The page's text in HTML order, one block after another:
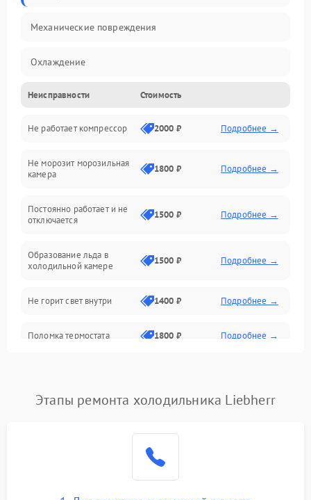
Механические повреждения
Охлаждение
Механика
Электропитание
Дренаж
Неисправности Стоимость
Не работает компрессор 2000 ₽ Подробнее →
Не морозит морозильная
камера
1800 ₽ Подробнее →
Постоянно работает и не
отключается
1500 ₽ Подробнее →
Образование льда в
холодильной камере
1500 ₽ Подробнее →
Не горит свет внутри 1400 ₽ Подробнее →
Поломка термостата 1800 ₽ Подробнее →
Поломка системы No Frost 2600 ₽ Подробнее →
Этапы ремонта холодильника Liebherr